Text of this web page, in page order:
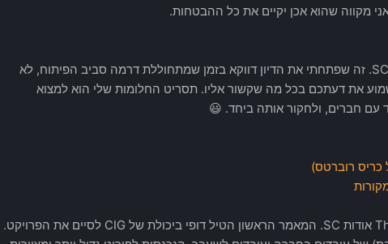
מקווה שהוא אכן יקיים את כל ההבטחות.
תרגישו חופשי לדבר על כל דבר שקשור ל-SC. זה שפתחתי את הדיון דווקא בזמן שמתחוללת דרמה סביב הפיתוח, לא
את דעתכם בכל מה שקשור אליו. תסריט החלומות שלי הוא למצוא
לאחרונה פורסמו מאמרים ב- The Escapist אודות SC. המאמר הראשון הטיל דופי ביכולת של CIG לסיים את הפרויקט.